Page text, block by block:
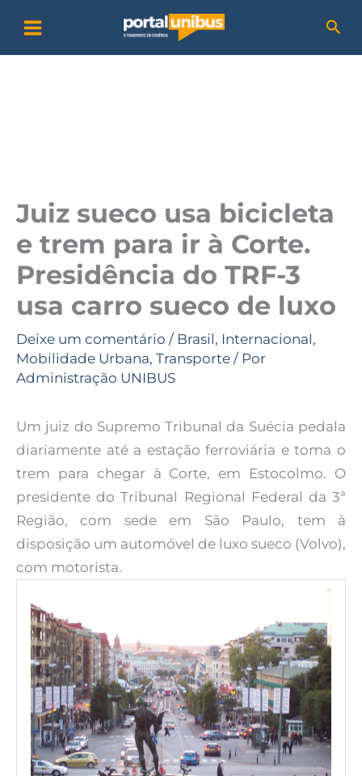
para
o
Juiz sueco usa bicicleta
e trem para ir à Corte.
Presidência do TRF-3
usa carro sueco de luxo
Deixe um comentário / Brasil, Internacional,
Mobilidade Urbana, Transporte / Por
Administração UNIBUS
Um juiz do Supremo Tribunal da Suécia pedala
diariamente até a estação ferroviária e toma o
trem para chegar à Corte, em Estocolmo. O
presidente do Tribunal Regional Federal da 3ª
Região, com sede em São Paulo, tem à
disposição um automóvel de luxo sueco (Volvo),
com motorista.
a